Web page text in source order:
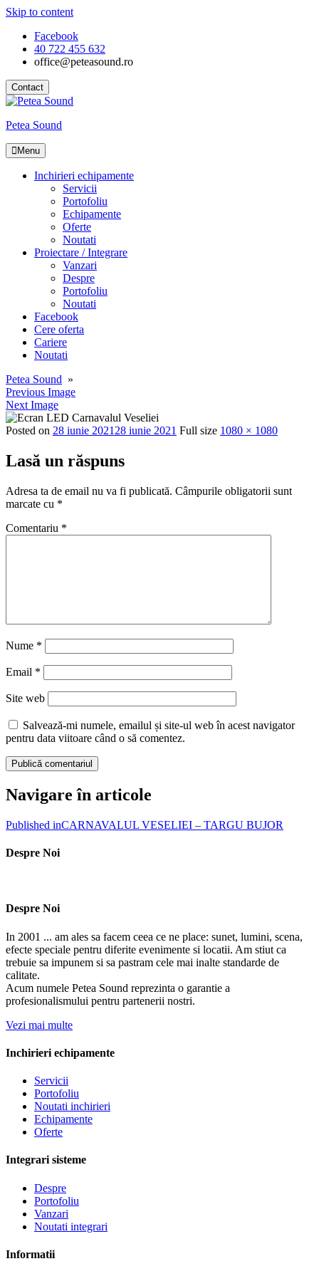
Skip to content
Facebook
40 722 455 632
office@peteasound.ro
Contact
Petea Sound
Menu
Inchirieri echipamente
Servicii
Portofoliu
Echipamente
Oferte
Noutati
Proiectare / Integrare
Vanzari
Despre
Portofoliu
Noutati
Facebook
Cere oferta
Cariere
Noutati
Petea Sound »
Previous Image
Next Image
Posted on 28 iunie 2021 28 iunie 2021 Full size 1080 × 1080
Lasă un răspuns
Adresa ta de email nu va fi publicată. Câmpurile obligatorii sunt
marcate cu *
Comentariu *
Nume *
Email *
Site web
Salvează-mi numele, emailul și site-ul web în acest navigator
pentru data viitoare când o să comentez.
Navigare în articole
Published inCARNAVALUL VESELIEI – TARGU BUJOR
Despre Noi
Despre Noi
In 2001 ... am ales sa facem ceea ce ne place: sunet, lumini, scena,
efecte speciale pentru diferite evenimente si locatii. Am stiut ca
trebuie sa impunem si sa pastram cele mai inalte standarde de
calitate.
Acum numele Petea Sound reprezinta o garantie a
profesionalismului pentru partenerii nostri.
Vezi mai multe
Inchirieri echipamente
Servicii
Portofoliu
Noutati inchirieri
Echipamente
Oferte
Integrari sisteme
Despre
Portofoliu
Vanzari
Noutati integrari
Informatii